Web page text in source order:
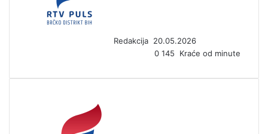
Redakcija e
m
i
20.05.2026
0 145 Kraće od minute